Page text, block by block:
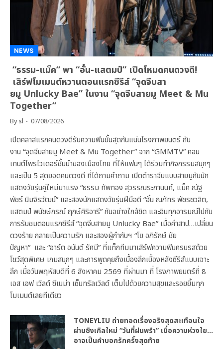
NEWS
“ธรรม-แม็ค” พา “อั๋น-แสตมป์” เปิดโหมดคนดวงดี!
เสิร์ฟโมเมนต์หวานตอนแรกซีรีส์ “จุดจีบสา
ยมู Unlucky Bae” ในงาน “จุดจีบสายมู Meet & Mu
Together”
Bysl 07/08/2026
เปิดคลาสแรกคนดวงดีรับความฟินขั้นสุดกันแน่นโรงภาพยนตร์ กับ
งาน “จุดจีบสายมู Meet & Mu Together” จาก “GMMTV” คอน
เทนต์โพรไวเดอร์ชั้นนำของเมืองไทย ที่ให้แฟนๆ ได้ร่วมทำกิจกรรมสนุกๆ
และเป็น 5 สุดยอดคนดวงดี ที่ได้ถามคำถาม เปิดตำราจีบแบบสายมูกับนัก
แสดงวัยรุ่นคู่ใหม่มาแรง “ธรรม ทัพทอง สุวรรณระกานนท์, แม็ค ณัฐ
พัชร์ นิมจิรวัฒน์” และสองนักแสดงวัยรุ่นฝีมือดี “อั๋น ณภัทร พัชรชวลิต,
แสตมป์ พนัชษ์กรณ์ ฤกษ์ศิริอารี” กันอย่างใกล้ชิด และอินทุกอารมณ์ไปกับ
การรับชมตอนแรกซีรีส์ “จุดจีบสายมู Unlucky Bae” เมื่อคำสาป…เปลี่ยน
ดวงร้าย กลายเป็นความรัก และสองผู้กำกับฯ “โย อภิรักษ์ ชัย
ปัญหา” และ “อาร์ต อนันต์ รัศมี” ที่แท็กทีมมาเสิร์ฟความฟินครบรสด้วย
โชว์สุดพิเศษ เกมสนุกๆ และการพูดคุยถึงเบื้องลึกเบื้องหลังซีรีส์แบบเจาะ
ลึก เมื่อวันพฤหัสบดีที่ 6 สิงหาคม 2569 ที่ผ่านมา ที่ โรงภาพยนตร์ที่ 8
เอส เอฟ เวิลด์ ซีเนม่า เซ็นทรัลเวิลด์ เต็มไปด้วยความสุขและรอยยิ้มทุก
โมเมนต์เลยทีเดียว
TONEYLIU ถ่ายทอดเรื่องจริงสุดสะเทือนใจ
ผ่านซิงเกิลใหม่ “วันที่ฝนพรำ” เมื่อความห่วงใย…
อาจเป็นคำบอกรักครั้งสุดท้าย